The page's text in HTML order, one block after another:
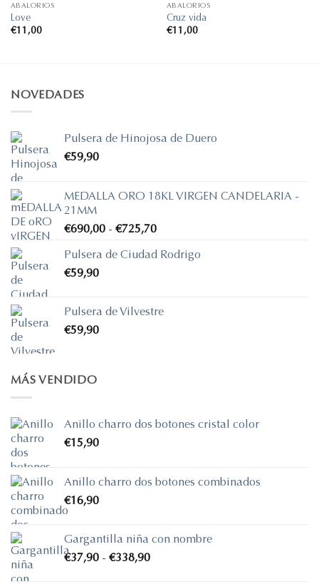
ABALORIOS
Love
€11,00
ABALORIOS
Cruz vida
€11,00
NOVEDADES
Pulsera de Hinojosa de Duero
€59,90
MEDALLA ORO 18KL VIRGEN CANDELARIA -
21MM
€690,00 - €725,70Rango
precios:
€725,70
Pulsera de Ciudad Rodrigo
€59,90
Pulsera de Vilvestre
€59,90
MÁS VENDIDO
Anillo charro dos botones cristal color
€15,90
Anillo charro dos botones combinados
€16,90
Gargantilla niña con nombre
€37,90 - €338,90Rango